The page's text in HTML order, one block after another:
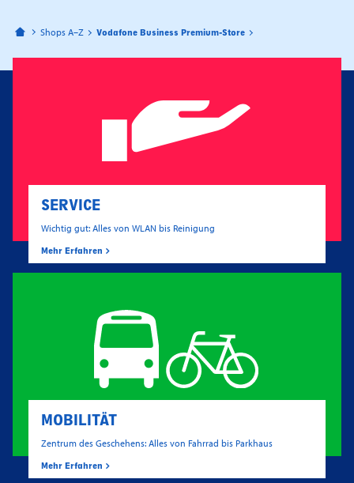
Bahnhofspassagen Potsdam
Shops A–Z Vodafone Business Premium-Store
SERVICE
Wichtig gut: Alles von WLAN bis Reinigung
Mehr Erfahren
MOBILITÄT
Zentrum des Geschehens: Alles von Fahrrad bis Parkhaus
Mehr Erfahren